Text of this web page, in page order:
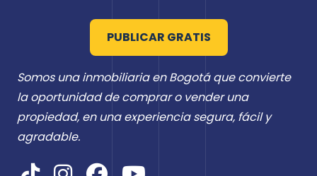
Somos una inmobiliaria en Bogotá que convierte
la oportunidad de comprar o vender una
propiedad, en una experiencia segura, fácil y
agradable.
PUBLICAR GRATIS